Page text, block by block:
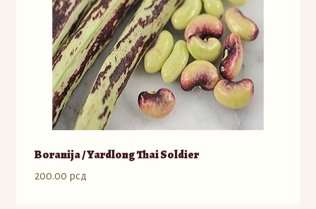
stranici
proizvoda.
Boranija / Yardlong Thai Soldier
200.00 рсд